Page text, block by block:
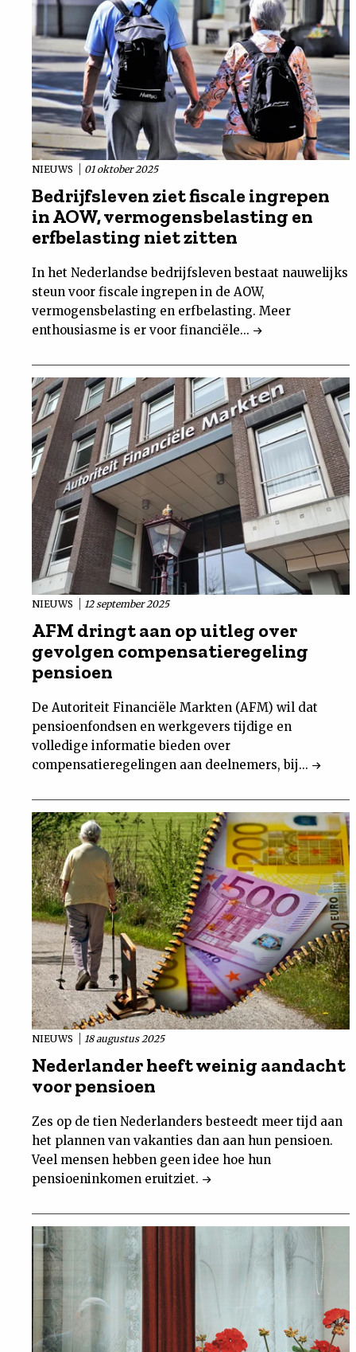
NIEUWS 01 oktober 2025
Bedrijfsleven ziet fiscale ingrepen
in AOW, vermogensbelasting en
erfbelasting niet zitten
In het Nederlandse bedrijfsleven bestaat nauwelijks
steun voor fiscale ingrepen in de AOW,
vermogensbelasting en erfbelasting. Meer
enthousiasme is er voor financiële...
NIEUWS 12 september 2025
AFM dringt aan op uitleg over
gevolgen compensatieregeling
pensioen
De Autoriteit Financiële Markten (AFM) wil dat
pensioenfondsen en werkgevers tijdige en
volledige informatie bieden over
compensatieregelingen aan deelnemers, bij...
NIEUWS 18 augustus 2025
Nederlander heeft weinig aandacht
voor pensioen
Zes op de tien Nederlanders besteedt meer tijd aan
het plannen van vakanties dan aan hun pensioen.
Veel mensen hebben geen idee hoe hun
pensioeninkomen eruitziet.